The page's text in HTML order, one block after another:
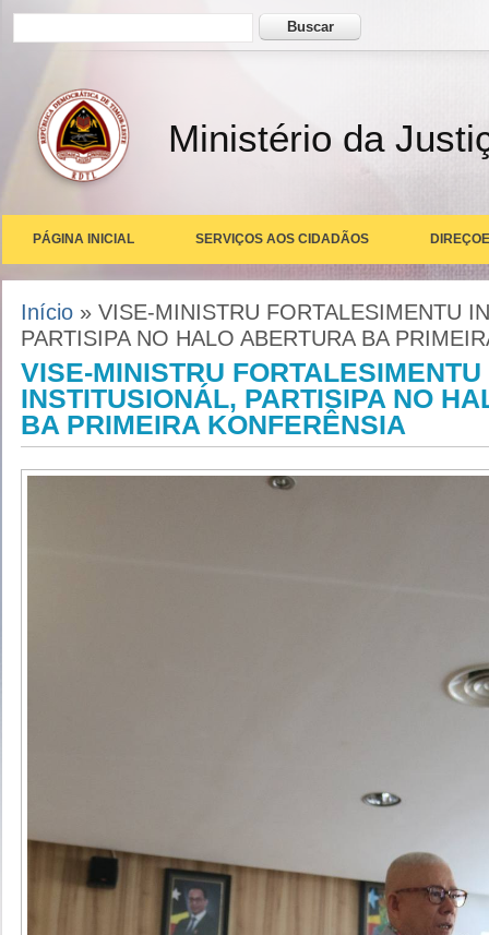
Formulário de busca Buscar
Ministério da
PÁGINA INICIAL SERVIÇOS AOS CIDADÃOS
Você está aqui
Início » VISE-MINISTRU FORTALESIMENTU
PARTISIPA NO HALO ABERTURA BA
VISE-MINISTRU FORTALESIMENTU
INSTITUSIONÁL, PARTISIPA NO
BA PRIMEIRA KONFERÊNSIA